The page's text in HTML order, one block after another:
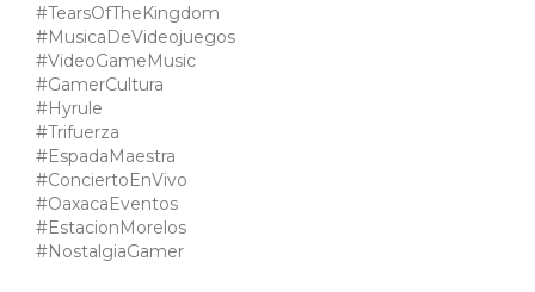
#TearsOfTheKingdom
#MusicaDeVideojuegos
#VideoGameMusic
#GamerCultura
#Hyrule
#Trifuerza
#EspadaMaestra
#ConciertoEnVivo
#OaxacaEventos
#EstacionMorelos
#NostalgiaGamer